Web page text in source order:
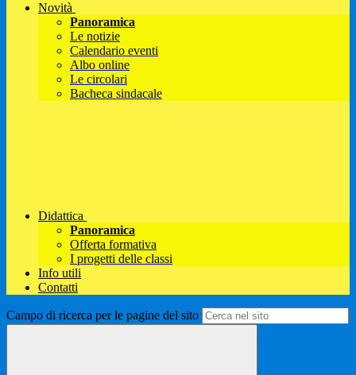
Novità
Panoramica
Le notizie
Calendario eventi
Albo online
Le circolari
Bacheca sindacale
Didattica
Panoramica
Offerta formativa
I progetti delle classi
Info utili
Contatti
Campo di ricerca per le pagine del sito